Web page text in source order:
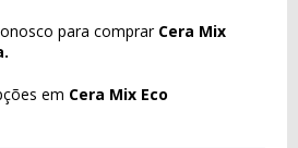
para comprar Cera Mix
em Cera Mix Eco